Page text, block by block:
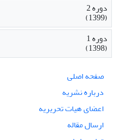
دوره 2
(1399)
دوره 1
(1398)
صفحه اصلی
درباره نشریه
اعضای هیات تحریریه
ارسال مقاله